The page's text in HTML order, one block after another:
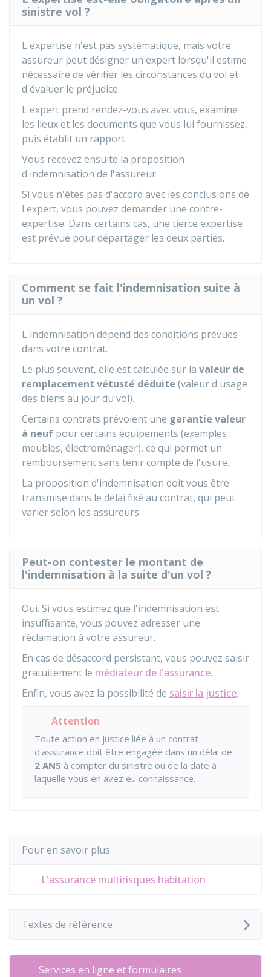
sinistre vol ?
L'expertise n'est pas systématique, mais votre
assureur peut désigner un expert lorsqu'il estime
nécessaire de vérifier les circonstances du vol et
d'évaluer le préjudice.
L'expert prend rendez-vous avec vous, examine
les lieux et les documents que vous lui fournissez,
puis établit un rapport.
Vous recevez ensuite la proposition
d'indemnisation de l'assureur.
Si vous n'êtes pas d'accord avec les conclusions de
l'expert, vous pouvez demander une contre-
expertise. Dans certains cas, une tierce expertise
est prévue pour départager les deux parties.
Comment se fait l'indemnisation suite à
un vol ?
L'indemnisation dépend des conditions prévues
dans votre contrat.
Le plus souvent, elle est calculée sur la valeur de
remplacement vétusté déduite (valeur d'usage
des biens au jour du vol).
Certains contrats prévoient une garantie valeur
à neuf pour certains équipements (exemples :
meubles, électroménager), ce qui permet un
remboursement sans tenir compte de l'usure.
La proposition d'indemnisation doit vous être
transmise dans le délai fixé au contrat, qui peut
varier selon les assureurs.
Peut-on contester le montant de
l'indemnisation à la suite d'un vol ?
Oui. Si vous estimez que l'indemnisation est
insuffisante, vous pouvez adresser une
réclamation à votre assureur.
En cas de désaccord persistant, vous pouvez saisir
gratuitement le médiateur de l'assurance.
Enfin, vous avez la possibilité de saisir la justice.
Attention
Toute action en justice liée à un contrat
d'assurance doit être engagée dans un délai de
2 ANS à compter du sinistre ou de la date à
laquelle vous en avez eu connaissance.
Pour en savoir plus
L'assurance multirisques habitation
Textes de référence
Services en ligne et formulaires